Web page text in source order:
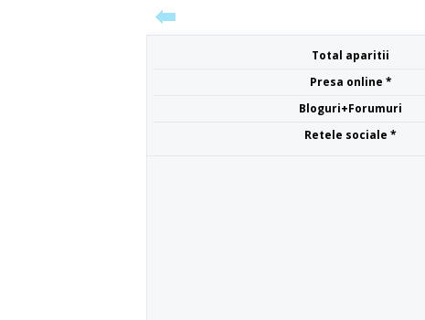
Total aparitii
Presa online *
Bloguri+Forumuri
Retele sociale *